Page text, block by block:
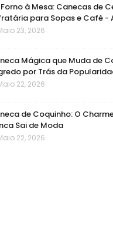
Forno à Mesa: Canecas de
para Sopas e Café -
23, 2026
Mágica que Muda de
por Trás da
22, 2026
de Coquinho: O
Sai de Moda
22, 2026